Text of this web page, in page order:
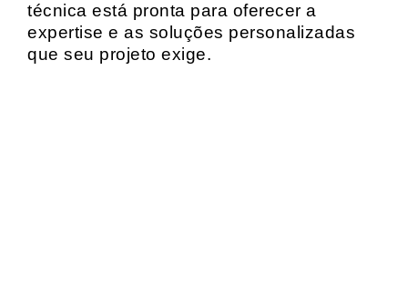
técnica está pronta para oferecer a
expertise e as soluções personalizadas
que seu projeto exige.